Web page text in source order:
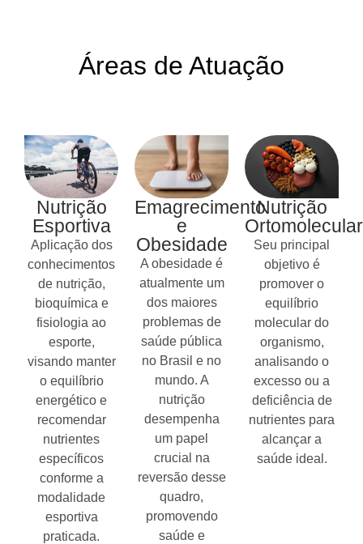
Áreas de Atuação
Nutrição
Esportiva
Aplicação dos
conhecimentos
de nutrição,
bioquímica e
fisiologia ao
esporte,
visando manter
o equilíbrio
energético e
recomendar
nutrientes
específicos
conforme a
modalidade
esportiva
praticada.
Emagrecimento
e
Obesidade
A obesidade é
atualmente um
dos maiores
problemas de
saúde pública
no Brasil e no
mundo. A
nutrição
desempenha
um papel
crucial na
reversão desse
quadro,
promovendo
saúde e
Nutrição
Ortomolecular
Seu principal
objetivo é
promover o
equilíbrio
molecular do
organismo,
analisando o
excesso ou a
deficiência de
nutrientes para
alcançar a
saúde ideal.